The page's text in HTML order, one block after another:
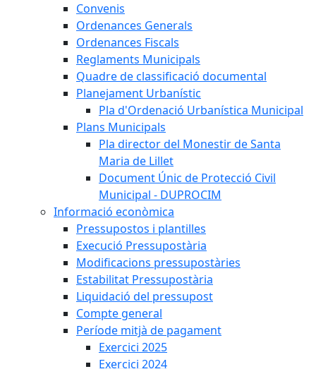
Convenis
Ordenances Generals
Ordenances Fiscals
Reglaments Municipals
Quadre de classificació documental
Planejament Urbanístic
Pla d'Ordenació Urbanística Municipal
Plans Municipals
Pla director del Monestir de Santa
Maria de Lillet
Document Únic de Protecció Civil
Municipal - DUPROCIM
Informació econòmica
Pressupostos i plantilles
Execució Pressupostària
Modificacions pressupostàries
Estabilitat Pressupostària
Liquidació del pressupost
Compte general
Període mitjà de pagament
Exercici 2025
Exercici 2024